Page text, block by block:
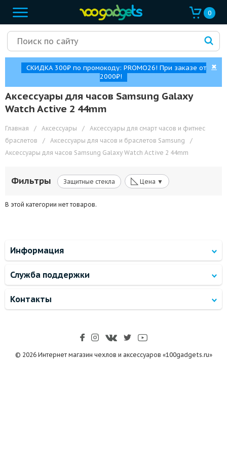
0
СКИДКА 300₽ по промокоду: PROMO26! При заказе от
2000₽!
✖
Аксессуары для часов Samsung Galaxy
Watch Active 2 44mm
Главная / Аксессуары /
Аксессуары для смарт часов и фитнес
браслетов
/ Аксессуары для часов и браслетов Samsung
/
Аксессуары для часов Samsung Galaxy Watch Active 2 44mm
Фильтры Защитные стекла ◺ Цена ▼
В этой категории нет товаров.
Информация
Служба поддержки
Контакты
© 2026 Интернет магазин чехлов и аксессуаров «100gadgets.ru»